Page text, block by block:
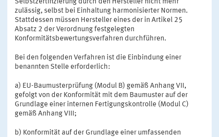
Selbstzertifizierung durch den Hersteller nicht mehr
zulässig, selbst bei Einhaltung harmonisierter Normen.
Stattdessen müssen Hersteller eines der in Artikel 25
Absatz 2 der Verordnung festgelegten
Konformitätsbewertungsverfahren durchführen.
Bei den folgenden Verfahren ist die Einbindung einer
benannten Stelle erforderlich:
a) EU-Baumusterprüfung (Modul B) gemäß Anhang VII,
gefolgt von der Konformität mit dem Baumuster auf der
Grundlage einer internen Fertigungskontrolle (Modul C)
gemäß Anhang VIII;
b) Konformität auf der Grundlage einer umfassenden